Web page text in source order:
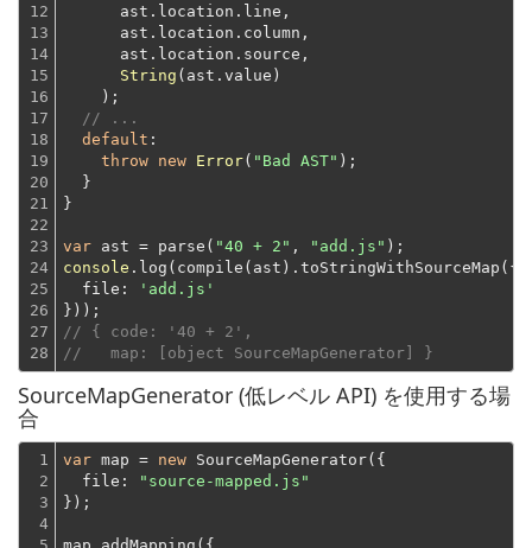
12
13
14
15
16
17
18
19
20
21
22
23
24
25
26
27
28
      ast.location.line,
      ast.location.column,
      ast.location.source,
String (ast.value)
    );
// ...
default :
throw new Error( "Bad AST" );
  }
}
var ast = parse( "40 + 2" , "add.js"
console .log(compile(ast).toStringWithSourceMap({
file :
'add.js'
}));
// { code: '40 + 2',
//   map: [object SourceMapGenerator] }
SourceMapGenerator (低レベル API) を使用する場
合
1
2
3
4
var map = new SourceMapGenerator({
file :
"source-mapped.js"
});